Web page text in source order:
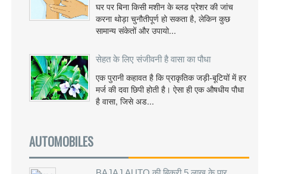
घर पर बिना किसी मशीन के ब्लड प्रेशर की जांच
करना थोड़ा चुनौतीपूर्ण हो सकता है, लेकिन कुछ
सामान्य संकेतों और उपायो...
सेहत के लिए संजीवनी है वासा का पौधा
एक पुरानी कहावत है कि प्राकृतिक जड़ी-बूटियों में हर
मर्ज की दवा छिपी होती है। ऐसा ही एक औषधीय पौधा
है वासा, जिसे अड...
AUTOMOBILES